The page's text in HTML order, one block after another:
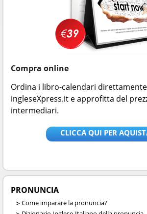
Compra online
Ordina i libro-calendari
ingleseXpress.it e approfitta del
intermediari.
CLICCA QUI PER
PRONUNCIA
Come imparare la pronuncia?